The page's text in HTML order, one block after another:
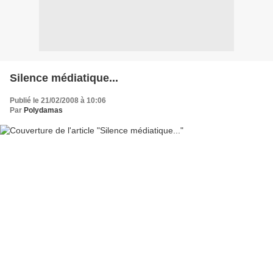
Silence médiatique...
Publié le 21/02/2008 à 10:06
Par Polydamas